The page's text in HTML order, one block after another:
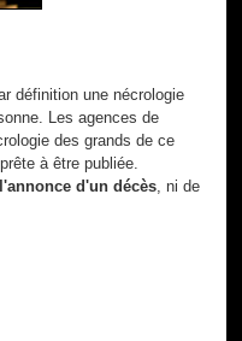
définition une nécrologie
Les agences de
des grands de ce
à être publiée.
d'un décès , ni de